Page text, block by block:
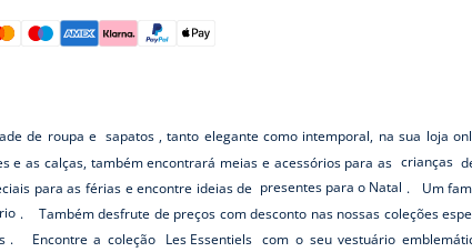
de roupa e sapatos , tanto elegante como intemporal, na sua loja
e as calças, também encontrará meias e acessórios para as crianças
para as férias e encontre ideias de presentes para o Natal . Um
. Também desfrute de preços com desconto nas nossas coleções
. Encontre a coleção Les Essentiels com o seu vestuário